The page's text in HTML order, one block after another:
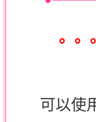
。。
可以使